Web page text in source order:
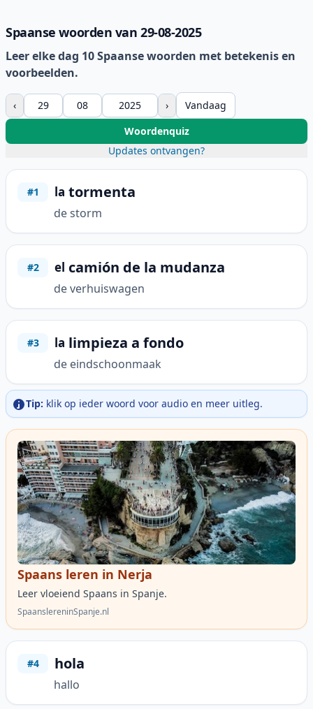
Spaanse woorden van 29-08-2025
Leer elke dag 10 Spaanse woorden met betekenis en
voorbeelden.
‹ ›
Vandaag
Woordenquiz
Updates ontvangen?
#1 la tormenta
de storm
#2 el camión de la mudanza
de verhuiswagen
#3 la limpieza a fondo
de eindschoonmaak
Tip: klik op ieder woord voor audio en meer uitleg.
Spaans leren in Nerja
Leer vloeiend Spaans in Spanje.
SpaanslereninSpanje.nl
#4 hola
hallo